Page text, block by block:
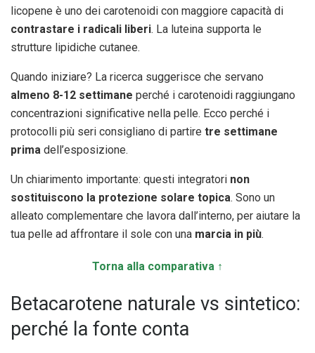
licopene è uno dei carotenoidi con maggiore capacità di
contrastare i radicali liberi. La luteina supporta le
strutture lipidiche cutanee.
Quando iniziare? La ricerca suggerisce che servano
almeno 8-12 settimane perché i carotenoidi raggiungano
concentrazioni significative nella pelle. Ecco perché i
protocolli più seri consigliano di partire tre settimane
prima dell’esposizione.
Un chiarimento importante: questi integratori non
sostituiscono la protezione solare topica. Sono un
alleato complementare che lavora dall’interno, per aiutare la
tua pelle ad affrontare il sole con una marcia in più.
Torna alla comparativa ↑
Betacarotene naturale vs sintetico:
perché la fonte conta